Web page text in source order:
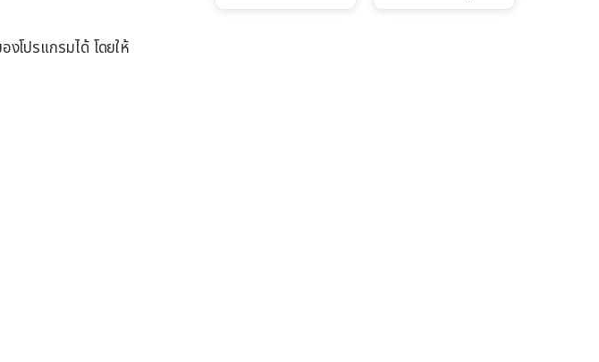
โปรแกรมได้ โดยให้